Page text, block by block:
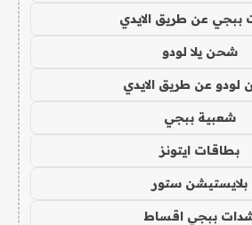
ببجي عن طريق الايدي
شحن يلا لودو
عن طريق الايدي
شعبية ببجي
بطاقات ايتونز
بلايستيشن ستور
ببجي اقساط